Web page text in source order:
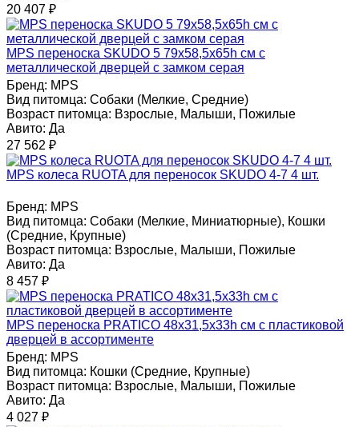
20 407 ₽
MPS переноска SKUDO 5 79х58,5х65h см с
металлической дверцей с замком серая
Бренд: MPS
Вид питомца: Собаки (Мелкие, Средние)
Возраст питомца: Взрослые, Малыши, Пожилые
Авито: Да
27 562 ₽
MPS колеса RUOTA для переносок SKUDO 4-7 4 шт.
Бренд: MPS
Вид питомца: Собаки (Мелкие, Миниатюрные), Кошки
(Средние, Крупные)
Возраст питомца: Взрослые, Малыши, Пожилые
Авито: Да
8 457 ₽
MPS переноска PRATICO 48х31,5х33h см с пластиковой
дверцей в ассортименте
Бренд: MPS
Вид питомца: Кошки (Средние, Крупные)
Возраст питомца: Взрослые, Малыши, Пожилые
Авито: Да
4 027 ₽